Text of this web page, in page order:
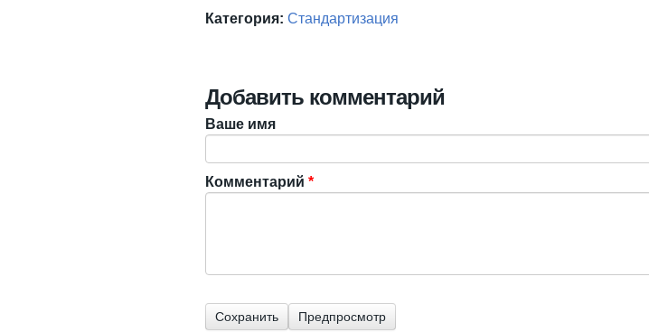
Категория: Стандартизация
Добавить комментарий
Ваше имя
Комментарий *